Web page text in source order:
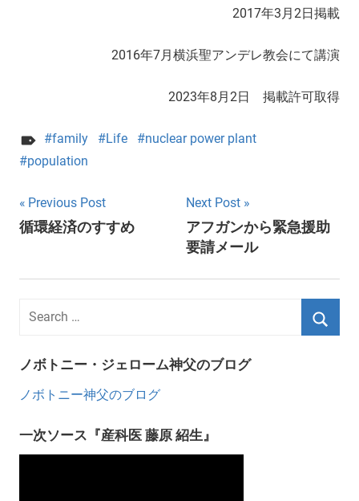
2017年3月2日掲載
2016年7月横浜聖アンデレ教会にて講演
2023年8月2日 掲載許可取得
family Life
nuclear power plant
population
Post
navigation
Previous Post
循環経済のすすめ
Next Post
アフガンから緊急援助
要請メール
ノボトニー・ジェローム神父のブログ
ノボトニー神父のブログ
一次ソース『産科医 藤原 紹生』